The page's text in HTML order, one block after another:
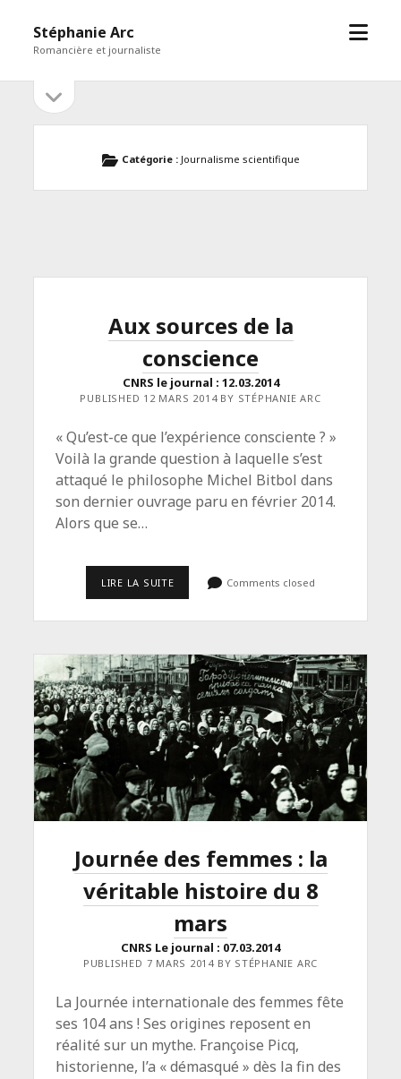
Stéphanie Arc
Romancière et journaliste
open
Sidebar
sidebar
Catégorie : Journalisme scientifique
Aux sources de la
conscience
CNRS le journal : 12.03.2014
PUBLISHED 12 MARS 2014 BY STÉPHANIE ARC
« Qu’est-ce que l’expérience consciente ? »
Voilà la grande question à laquelle s’est
attaqué le philosophe Michel Bitbol dans
son dernier ouvrage paru en février 2014.
Alors que se…
LIRE LA SUITE<SPAN
PRIMARY">AUX
LA
CONSCIENCE</SPAN>
<SPAN
CLASS="ENTRY-
SUBTITLE">CNRS
LE
JOURNAL
12.03.2014</SPAN>
Comments closed
Journée des femmes : la
véritable histoire du 8
mars
CNRS Le journal : 07.03.2014
PUBLISHED 7 MARS 2014 BY STÉPHANIE ARC
La Journée internationale des femmes fête
ses 104 ans ! Ses origines reposent en
réalité sur un mythe. Françoise Picq,
historienne, l’a « démasqué » dès la fin des